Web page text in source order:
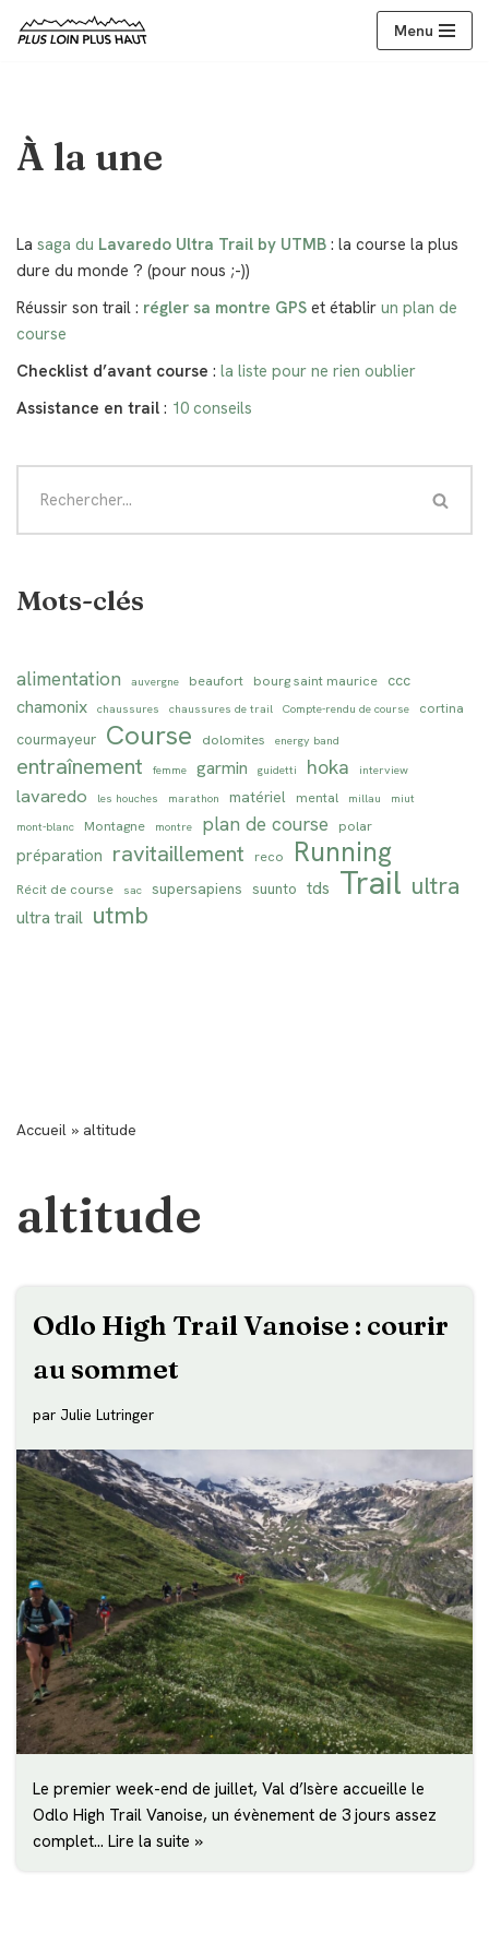
Menu
À la une
La saga du Lavaredo Ultra Trail by UTMB : la course la plus
dure du monde ? (pour nous ;-))
Réussir son trail : régler sa montre GPS et établir un plan de
course
Checklist d’avant course : la liste pour ne rien oublier
Assistance en trail : 10 conseils
Mots-clés
alimentation auvergne beaufort bourg saint maurice ccc
chamonix chaussures chaussures de trail Compte-rendu de course cortina
courmayeur Course dolomites energy band
entraînement femme garmin guidetti hoka interview
lavaredo les houches marathon matériel mental millau
miut
mont-blanc
Montagne montre plan de course polar
préparation ravitaillement reco Running
Récit de course sac supersapiens suunto tds Trail ultra
ultra trail utmb
Accueil » altitude
altitude
Odlo High Trail Vanoise : courir
au sommet
par Julie Lutringer
Le premier week-end de juillet, Val d’Isère accueille le
Odlo High Trail Vanoise, un évènement de 3 jours assez
complet… Lire la suite »